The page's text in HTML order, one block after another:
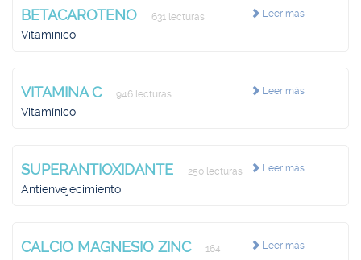
Leer más
BETACAROTENO 631 lecturas
Vitamínico
Leer más
VITAMINA C 946 lecturas
Vitamínico
Leer más
SUPERANTIOXIDANTE 250 lecturas
Antienvejecimiento
Leer más
CALCIO MAGNESIO ZINC
164